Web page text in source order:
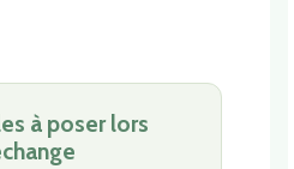
à poser lors